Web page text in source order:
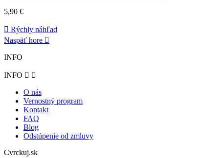
Cena
kus
5,90 €
 Rýchly náhľad
Naspäť hore 
INFO
INFO  
O nás
Vernostný program
Kontakt
FAQ
Blog
Odstúpenie od zmluvy
Cvrckuj.sk